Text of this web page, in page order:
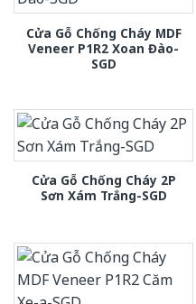
Cửa Gỗ Chống Cháy MDF
Veneer P1R2 Xoan Đào-
SGD
Cửa Gỗ Chống Cháy 2P
Sơn Xám Trắng-SGD